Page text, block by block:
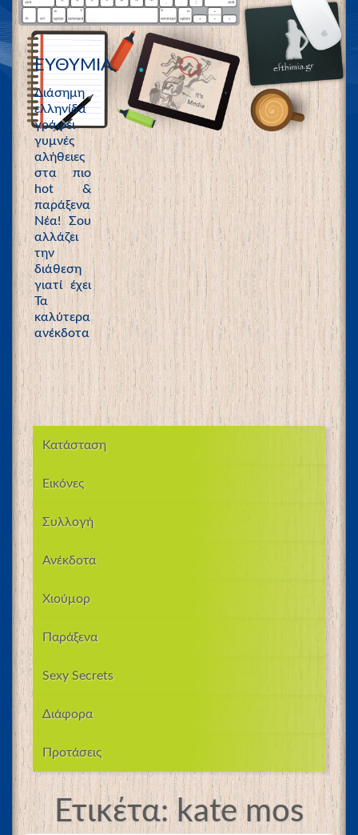
ΕΥΘΥΜΙΑ
Διάσημη
ελληνίδα
γράφει
γυμνές
αλήθειες
στα πιο
hot &
παράξενα
Νέα! Σου
αλλάζει
την
διάθεση
γιατί έχει
Τα
καλύτερα
ανέκδοτα
Κατάσταση
Εικόνες
Συλλογή
Ανέκδοτα
Χιούμορ
Παράξενα
Sexy Secrets
Διάφορα
Προτάσεις
Ετικέτα:kate mos